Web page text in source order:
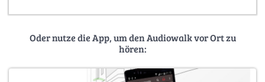
Oder nutze die App, um den Audiowalk vor Ort zu
hören: